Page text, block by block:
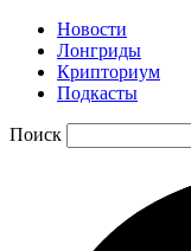
Новости
Лонгриды
Крипториум
Подкасты
Поиск